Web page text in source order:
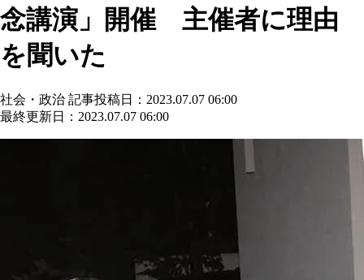
念講演」開催 主催者に理由
を聞いた
社会・政治 記事投稿日：2023.07.07 06:00
最終更新日：2023.07.07 06:00